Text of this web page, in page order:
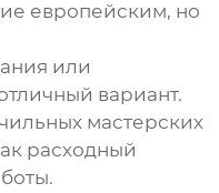
европейским, но
или
вариант.
мастерских
расходный